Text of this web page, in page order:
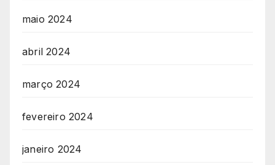
maio 2024
abril 2024
março 2024
fevereiro 2024
janeiro 2024